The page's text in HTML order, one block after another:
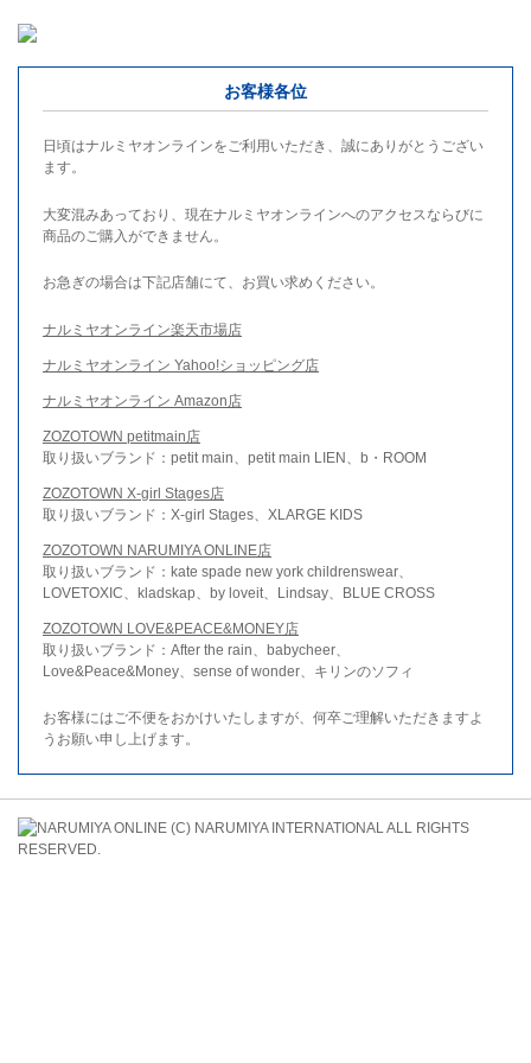
お客様各位
日頃はナルミヤオンラインをご利用いただき、誠にありがとうござい
ます。
大変混みあっており、現在ナルミヤオンラインへのアクセスならびに
商品のご購入ができません。
お急ぎの場合は下記店舗にて、お買い求めください。
ナルミヤオンライン楽天市場店
ナルミヤオンライン Yahoo!ショッピング店
ナルミヤオンライン Amazon店
ZOZOTOWN petitmain店
取り扱いブランド：petit main、petit main LIEN、b・ROOM
ZOZOTOWN X-girl Stages店
取り扱いブランド：X-girl Stages、XLARGE KIDS
ZOZOTOWN NARUMIYA ONLINE店
取り扱いブランド：kate spade new york childrenswear、
LOVETOXIC、kladskap、by loveit、Lindsay、BLUE CROSS
ZOZOTOWN LOVE&PEACE&MONEY店
取り扱いブランド：After the rain、babycheer、
Love&Peace&Money、sense of wonder、キリンのソフィ
お客様にはご不便をおかけいたしますが、何卒ご理解いただきますよ
うお願い申し上げます。